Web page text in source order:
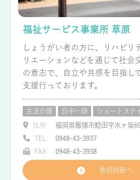
福祉サービス事業所 草原
しょうがい者の方に、リハビリ
リエーションなどを通じて社会
の意志で、自立や共感を目指し
支援行っております。
生活介護 日中一時
ショートステ
住所
福岡県飯塚市鯰田字水ヶ坂
TEL
0948-43-3937
FAX
0948-43-3938
施設詳細へ